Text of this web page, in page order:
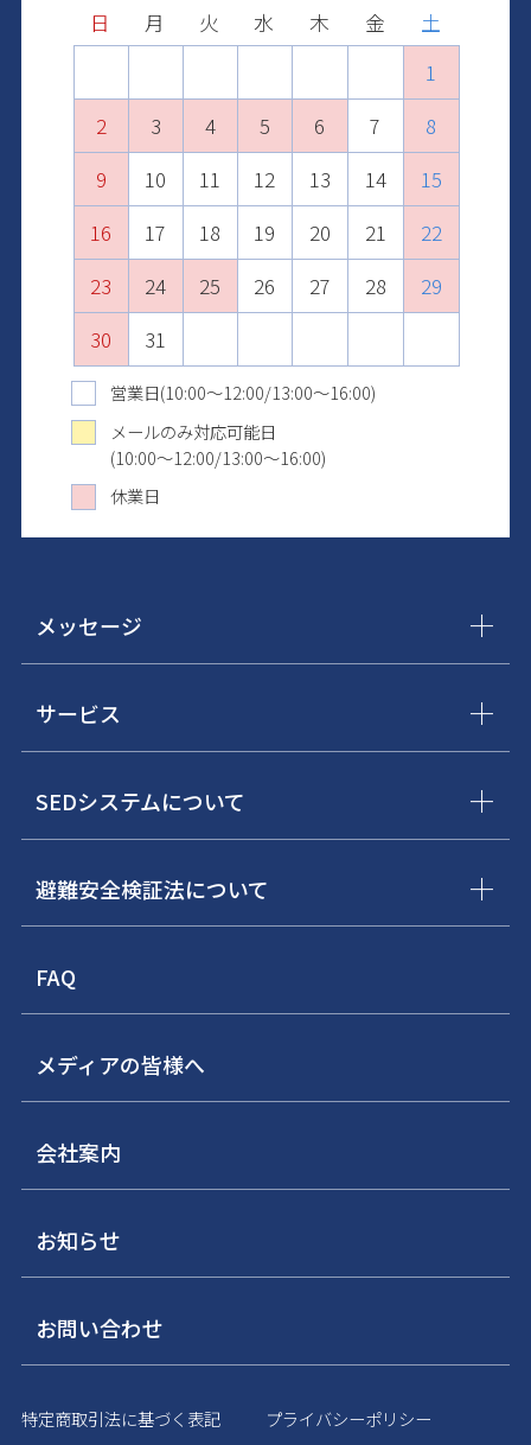
日 月 火 水 木 金
土
1
2
3 4 5 6 7
8
9
10 11 12 13 14
15
16
17 18 19 20 21
22
23
24 25 26 27 28
29
30
31
日 月 火 水 木 金
土
5
6
7 8 9 10 11
12
13
14 15 16 17 18
19
20
21 22 23 24 25
26
27
28 29 30
日 月 火 水 木 金
土
3
4
5 6 7 8 9
10
11
12 13 14 15 16
17
18
19 20 21 22 23
24
25
26 27 28 29 30 31
日 月 火 水 木 金
土
7
8
9 10 11 12 13
14
15
16 17 18 19 20
21
22
23 24 25 26 27
28
29
30
日 月 火 水 木 金
土
5
6
7 8 9 10 11
12
13
14 15 16 17 18
19
20
21 22 23 24 25
26
27
28 29 30 31
日 月 火 水 木 金
土
2
3
4 5 6 7 8
9
10
11 12 13 14 15
16
17
18 19 20 21 22
23
24
25 26 27 28 29
30
31
営業日(10:00～12:00/13:00～16:00)
メールのみ対応可能日
(10:00～12:00/13:00～16:00)
休業日
メッセージ
サービス
SEDシステムについて
避難安全検証法について
FAQ
メディアの皆様へ
会社案内
お知らせ
お問い合わせ
特定商取引法に基づく表記 プライバシーポリシー